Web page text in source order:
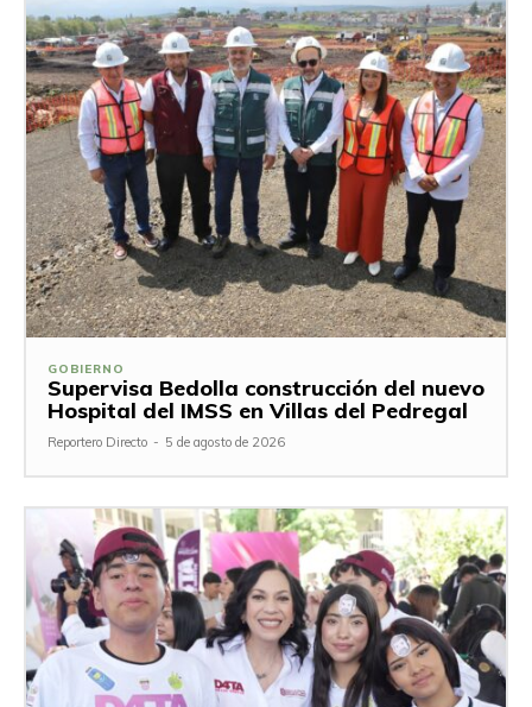
GOBIERNO
Supervisa Bedolla construcción del nuevo
Hospital del IMSS en Villas del Pedregal
Reportero Directo - 5 de agosto de 2026